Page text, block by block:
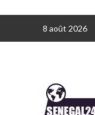
8 août 2026